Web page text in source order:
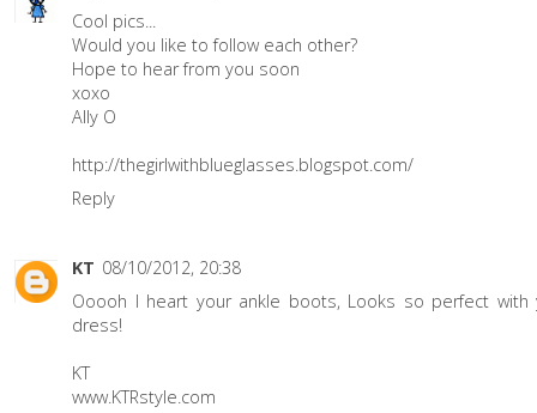
Cool pics...
Would you like to follow each other?
Hope to hear from you soon
xoxo
Ally O
http://thegirlwithblueglasses.blogspot.com/
Reply
KT 08/10/2012, 20:38
Ooooh I heart your ankle boots, Looks so perfect with
dress!
KT
www.KTRstyle.com